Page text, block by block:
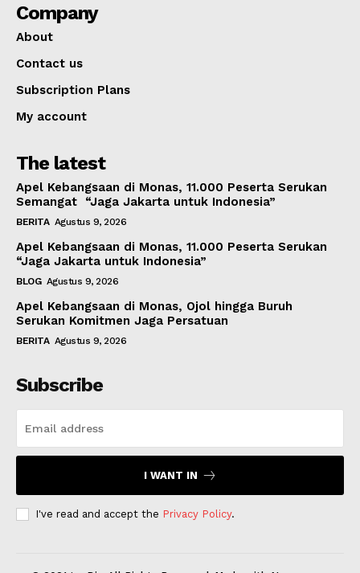
Company
About
Contact us
Subscription Plans
My account
The latest
Apel Kebangsaan di Monas, 11.000 Peserta Serukan
Semangat “Jaga Jakarta untuk Indonesia”
BERITA Agustus 9, 2026
Apel Kebangsaan di Monas, 11.000 Peserta Serukan
“Jaga Jakarta untuk Indonesia”
BLOG Agustus 9, 2026
Apel Kebangsaan di Monas, Ojol hingga Buruh
Serukan Komitmen Jaga Persatuan
BERITA Agustus 9, 2026
Subscribe
I WANT IN
I've read and accept the Privacy Policy.